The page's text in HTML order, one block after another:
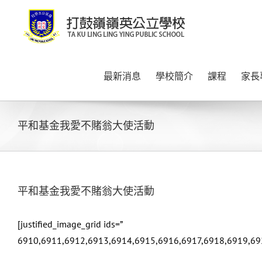
content
最新消息 學校簡介 課程 家
平和基金我愛不賭翁大使活動
平和基金我愛不賭翁大使活動
[justified_image_grid ids=”